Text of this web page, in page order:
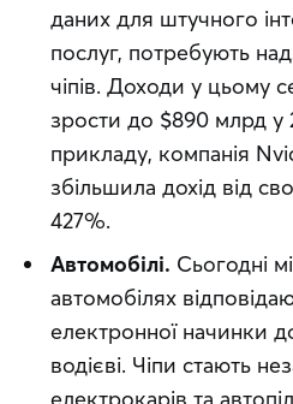
даних для штучного
послуг, потребують
чіпів. Доходи у цьому
зрости до $890 млрд у
прикладу, компанія
збільшила дохід від
427%.
Автомобілі. Сьогодні
автомобілях
електронної начинки
водієві. Чіпи стають
електрокарів та